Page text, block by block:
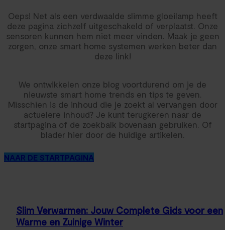
Oeps! Net als een verdwaalde slimme gloeilamp heeft
deze pagina zichzelf uitgeschakeld of verplaatst. Onze
sensoren kunnen hem niet meer vinden. Maak je geen
zorgen, onze smart home systemen werken beter dan
deze link!
We ontwikkelen onze blog voortdurend om je de
nieuwste smart home trends en tips te geven.
Misschien is de inhoud die je zoekt al vervangen door
actuelere inhoud? Je kunt terugkeren naar de
startpagina of de zoekbalk bovenaan gebruiken. Of
blader hier door de huidige artikelen.
NAAR DE STARTPAGINA
Slim Verwarmen: Jouw Complete Gids voor een
Warme en Zuinige Winter